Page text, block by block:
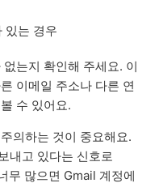
있는 경우
는지 확인해 주세요. 이
이메일 주소나 다른 연
수 있어요.
의하는 것이 중요해요.
내고 있다는 신호로
무 많으면 Gmail 계정에